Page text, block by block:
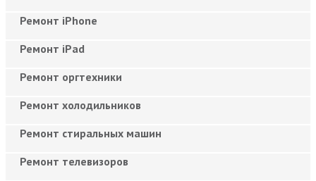
Ремонт iPhone
Ремонт iPad
Ремонт оргтехники
Ремонт холодильников
Ремонт стиральных машин
Ремонт телевизоров